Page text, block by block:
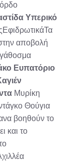
Υπερικό
αποβολή
Ευπατόριο
Μυρίκη
Θούγια
βοηθούν το
και το